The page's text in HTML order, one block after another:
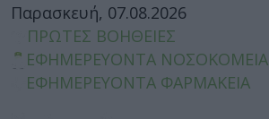
Παρασκευή, 07.08.2026
ΠΡΩΤΕΣ ΒΟΗΘΕΙΕΣ
ΕΦΗΜΕΡΕΥΟΝΤΑ ΝΟΣΟΚΟΜΕΙΑ
ΕΦΗΜΕΡΕΥΟΝΤΑ ΦΑΡΜΑΚΕΙΑ